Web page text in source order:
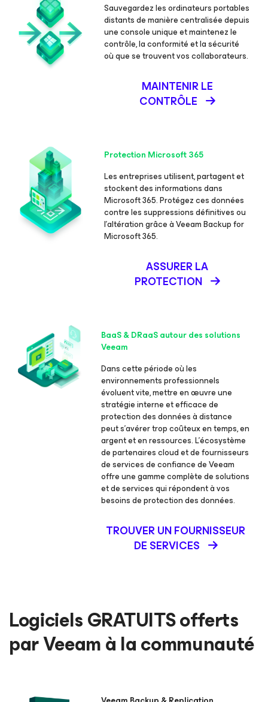
Sauvegardez les ordinateurs portables
distants de manière centralisée depuis
une console unique et maintenez le
contrôle, la conformité et la sécurité
où que se trouvent vos collaborateurs.
MAINTENIR LE
CONTRÔLE
Protection Microsoft 365
Les entreprises utilisent, partagent et
stockent des informations dans
Microsoft 365. Protégez ces données
contre les suppressions définitives ou
l’altération grâce à Veeam Backupfor
Microsoft 365.
ASSURER LA
PROTECTION
BaaS & DRaaS autour des solutions
Veeam
Dans cette période où les
environnements professionnels
évoluent vite, mettre en œuvre une
stratégie interne et efficace de
protection des données à distance
peut s’avérer trop coûteux en temps, en
argent et en ressources. L’écosystème
de partenaires cloud et de fournisseurs
de services de confiance de Veeam
offre une gamme complète de solutions
et de services qui répondent à vos
besoins de protection des données.
TROUVER UN FOURNISSEUR
DE SERVICES
Logiciels GRATUITS offerts
par Veeam à la communauté